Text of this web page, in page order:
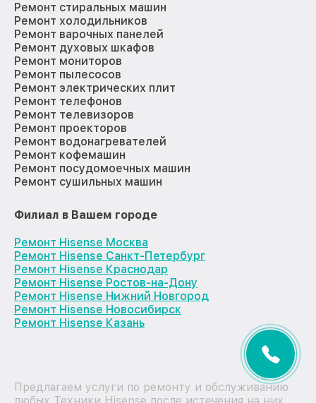
Ремонт стиральных машин
Ремонт холодильников
Ремонт варочных панелей
Ремонт духовых шкафов
Ремонт мониторов
Ремонт пылесосов
Ремонт электрических плит
Ремонт телефонов
Ремонт телевизоров
Ремонт проекторов
Ремонт водонагревателей
Ремонт кофемашин
Ремонт посудомоечных машин
Ремонт сушильных машин
Филиал в Вашем городе
Ремонт Hisense Москва
Ремонт Hisense Санкт-Петербург
Ремонт Hisense Краснодар
Ремонт Hisense Ростов-на-Дону
Ремонт Hisense Нижний Новгород
Ремонт Hisense Новосибирск
Ремонт Hisense Казань
Предлагаем услуги по ремонту и обслуживанию